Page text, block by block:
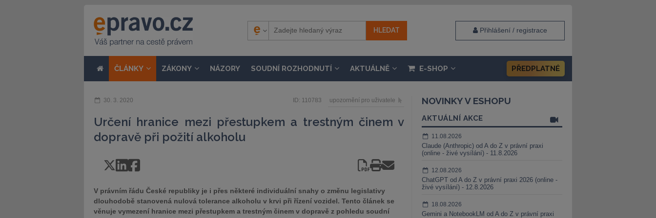
Přihlášení / registrace
ČLÁNKY ZÁKONY NÁZORY SOUDNÍ ROZHODNUTÍ AKTUÁLNĚ E-SHOP PŘEDPLATNÉ
30. 3. 2020 ID: 110783 upozornění pro uživatele
Určení hranice mezi přestupkem a trestným činem v
dopravě při požití alkoholu
V právním řádu České republiky je i přes některé individuální snahy o změnu legislativy
dlouhodobě stanovená nulová tolerance alkoholu v krvi při řízení vozidel. Tento článek se
věnuje vymezení hranice mezi přestupkem a trestným činem v dopravě z pohledu soudní
NOVINKY V ESHOPU
AKTUÁLNÍ AKCE
11.08.2026
Claude (Anthropic) od A do Z v právní praxi
(online - živé vysílání) - 11.8.2026
12.08.2026
ChatGPT od A do Z v právní praxi 2026 (online -
živé vysílání) - 12.8.2026
18.08.2026
Gemini a NotebookLM od A do Z v právní praxi